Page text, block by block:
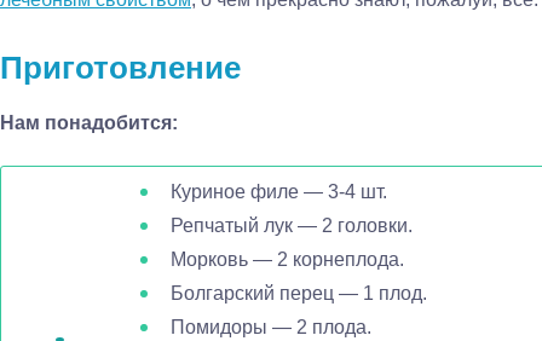
Приготовление
Нам понадобится:
Куриное филе — 3-4 шт.
Репчатый лук — 2 головки.
Морковь — 2 корнеплода.
Болгарский перец — 1 плод.
Помидоры — 2 плода.